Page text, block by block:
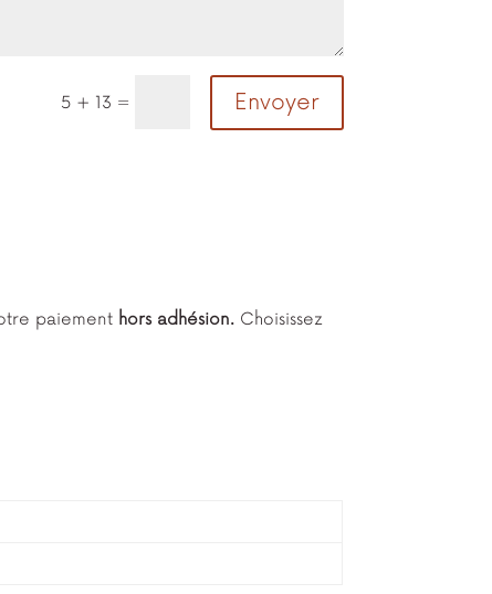
5 + 13 = Envoyer
paiement hors adhésion. Choisissez